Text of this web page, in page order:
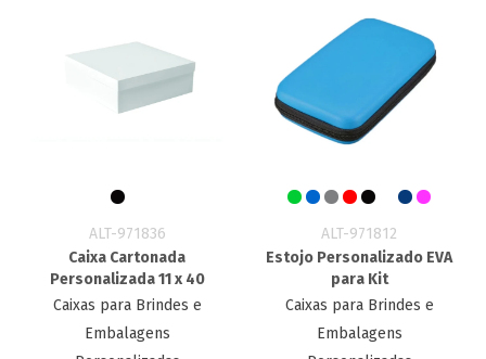
ALT-971836
Caixa Cartonada
Personalizada 11 x 40
Caixas para Brindes e
Embalagens
ALT-971812
Estojo Personalizado EVA
para Kit
Caixas para Brindes e
Embalagens